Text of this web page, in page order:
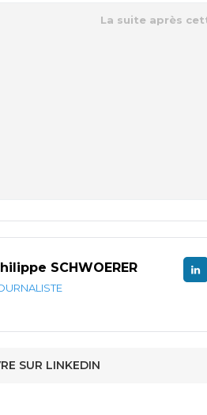
SCHWOERER
SUR LINKEDIN